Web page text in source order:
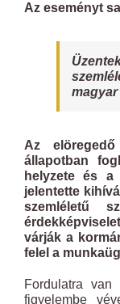
Az eseményt
Az
állapotban
helyzete és a
jelentette
szemléletű
várják a
felel a
Fordulatra van
figyelembe